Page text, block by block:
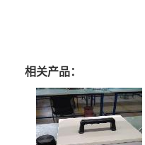
相关产品：